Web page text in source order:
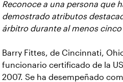
Reconoce a una persona que
demostrado atributos
árbitro durante al menos cinco
Barry Fittes, de Cincinnati,
funcionario certificado de la
2007. Se ha desempeñado